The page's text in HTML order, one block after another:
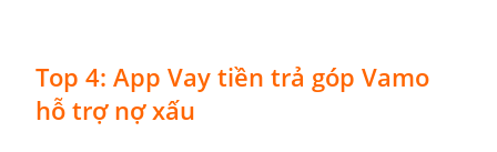
Top 4: App Vay tiền trả góp Vamo
hỗ trợ nợ xấu